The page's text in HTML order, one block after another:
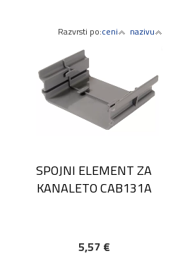
Razvrsti po:ceni nazivu
SPOJNI ELEMENT ZA
KANALETO CAB131A
5,57 €